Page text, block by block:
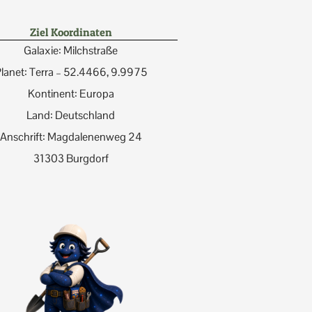
Ziel Koordinaten
Galaxie: Milchstraße
Terra – 52.4466, 9.9975
Kontinent: Europa
Land: Deutschland
Anschrift: Magdalenenweg 24
31303 Burgdorf